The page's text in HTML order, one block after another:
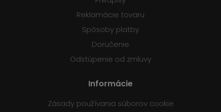
Reklamácie tovaru
Spôsoby platby
Doručenie
Odstúpenie od zmluvy
Informácie
Zásady používania súborov cookie